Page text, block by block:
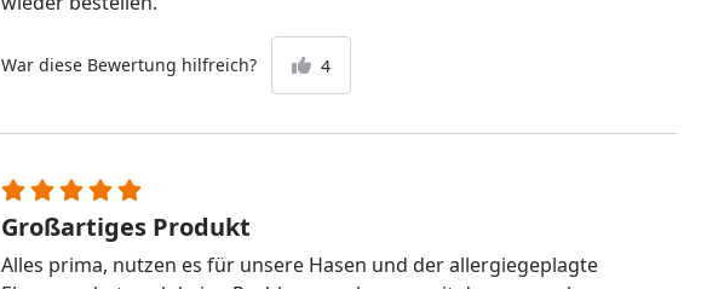
War diese Bewertung hilfreich? 4
Großartiges Produkt
Alles prima, nutzen es für unsere Hasen und der allergiegeplagte